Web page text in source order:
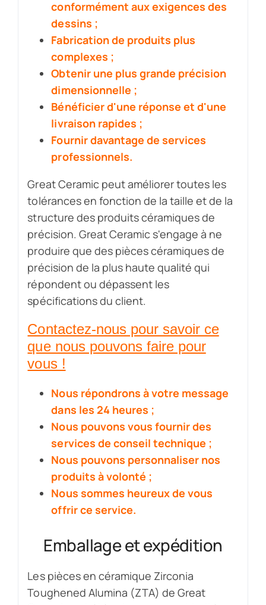
conformément aux exigences des
dessins ;
Fabrication de produits plus
complexes ;
Obtenir une plus grande précision
dimensionnelle ;
Bénéficier d'une réponse et d'une
livraison rapides ;
Fournir davantage de services
professionnels.
Great Ceramic peut améliorer toutes les
tolérances en fonction de la taille et de la
structure des produits céramiques de
précision. Great Ceramic s'engage à ne
produire que des pièces céramiques de
précision de la plus haute qualité qui
répondent ou dépassent les
spécifications du client.
Contactez-nous pour savoir ce
que nous pouvons faire pour
vous !
Nous répondrons à votre message
dans les 24 heures ;
Nous pouvons vous fournir des
services de conseil technique ;
Nous pouvons personnaliser nos
produits à volonté ;
Nous sommes heureux de vous
offrir ce service.
Emballage et expédition
Les pièces en céramique Zirconia
Toughened Alumina (ZTA) de Great